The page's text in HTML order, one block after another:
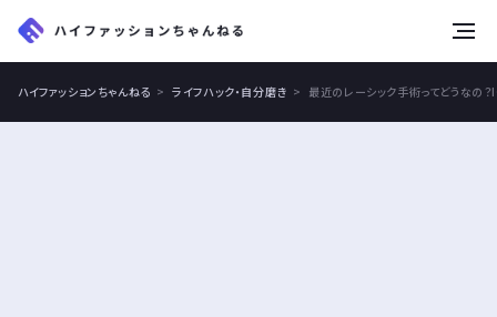
ハイファッションちゃんねる ライフハック・自分磨き 最近のレーシック手術ってどうなの